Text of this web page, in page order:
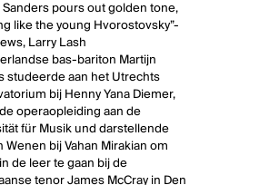
Sanders pours out golden tone,
like the young Hvorostovsky”-
Larry Lash
bas-bariton Martijn
studeerde aan het Utrechts
bij Henny Yana Diemer,
operaopleiding aan de
für Musik und darstellende
Wenen bij Vahan Mirakian om
de leer te gaan bij de
tenor James McCray in Den